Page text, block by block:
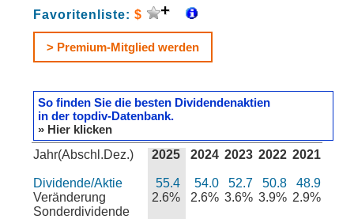
Favoritenliste: $
> Premium-Mitglied werden
So finden Sie die besten Dividendenaktien
in der topdiv-Datenbank.
» Hier klicken
Jahr(Abschl.Dez.)
Dividende/Aktie
Veränderung
Sonderdividende
2025
55.4
2.6%
2024
54.0
2.6%
2023
52.7
3.6%
2022
50.8
3.9%
2021
48.9
2.9%